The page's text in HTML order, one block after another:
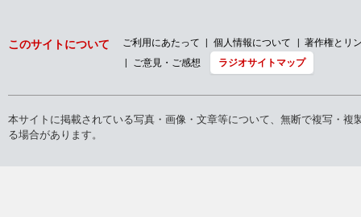
このサイトについて ご利用にあたって 個人情報について
著作権とリ
ご意見・ご感想
ラジオサイトマップ
本サイトに掲載されている写真・画像・文章等について、無断で複写・
る場合があります。